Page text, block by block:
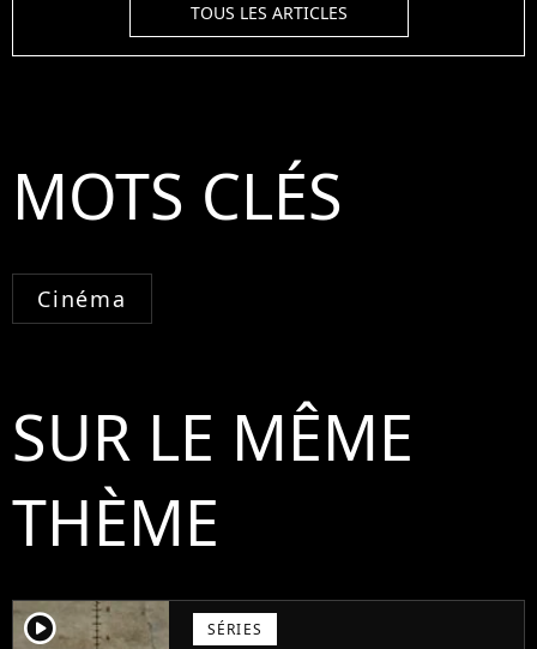
TOUS LES ARTICLES
MOTS CLÉS
Cinéma
SUR LE MÊME
THÈME
player2 SÉRIES